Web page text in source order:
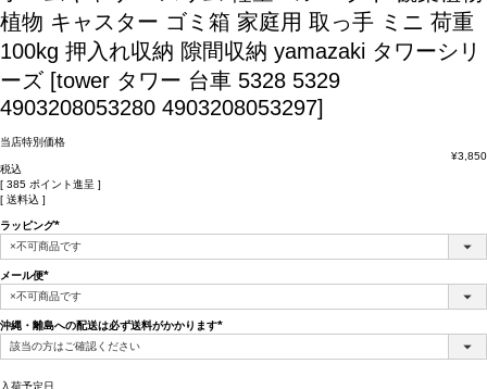
植物 キャスター ゴミ箱 家庭用 取っ手 ミニ 荷重
100kg 押入れ収納 隙間収納 yamazaki タワーシリ
ーズ [tower タワー 台車 5328 5329
4903208053280 4903208053297]
当店特別価格
¥3,850
税込
[ 385 ポイント進呈 ]
送料込
ラッピング
(必
須)
メール便
(必
須)
沖縄・離島への配送は必ず送料がかかります
須)